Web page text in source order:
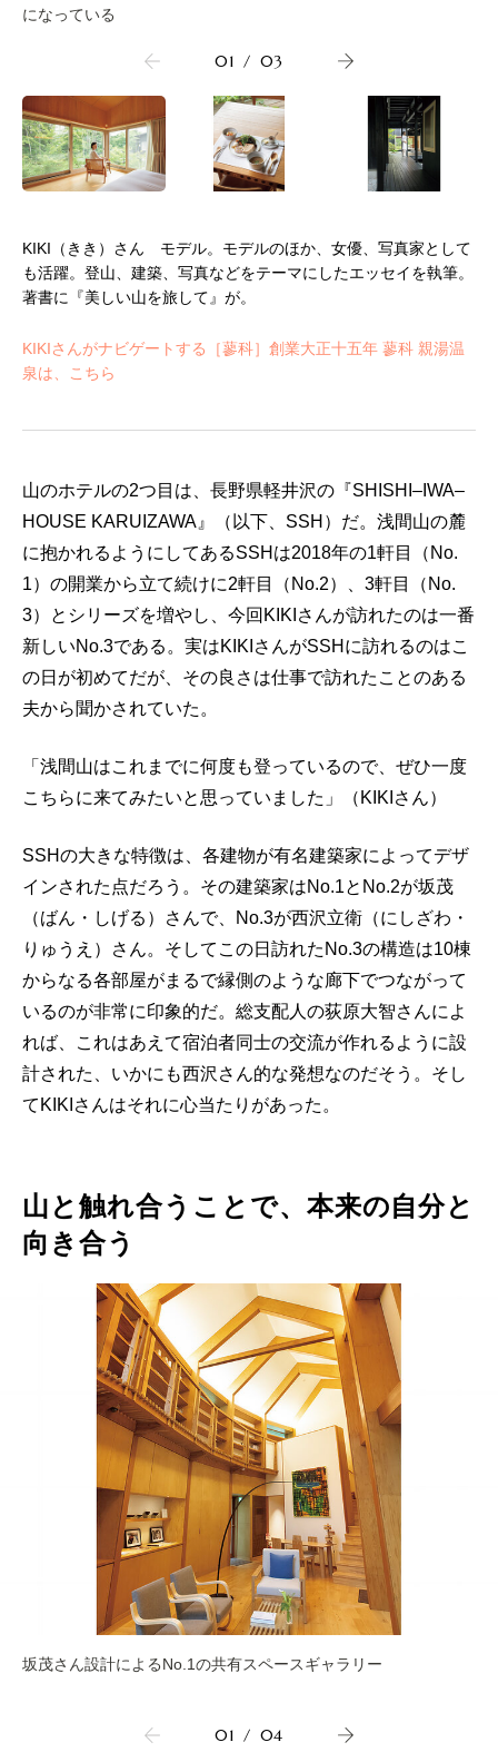
になっている
01 / 03
KIKI（きき）さん モデル。モデルのほか、女優、写真家として
も活躍。登山、建築、写真などをテーマにしたエッセイを執筆。
著書に『美しい山を旅して』が。
KIKIさんがナビゲートする［蓼科］創業大正十五年 蓼科 親湯温
泉は、こちら
山のホテルの2つ目は、長野県軽井沢の『SHISHI–IWA–
HOUSE KARUIZAWA』（以下、SSH）だ。浅間山の麓
に抱かれるようにしてあるSSHは2018年の1軒目（No.
1）の開業から立て続けに2軒目（No.2）、3軒目（No.
3）とシリーズを増やし、今回KIKIさんが訪れたのは一番
新しいNo.3である。実はKIKIさんがSSHに訪れるのはこ
の日が初めてだが、その良さは仕事で訪れたことのある
夫から聞かされていた。
「浅間山はこれまでに何度も登っているので、ぜひ一度
こちらに来てみたいと思っていました」（KIKIさん）
SSHの大きな特徴は、各建物が有名建築家によってデザ
インされた点だろう。その建築家はNo.1とNo.2が坂茂
（ばん・しげる）さんで、No.3が西沢立衛（にしざわ・
りゅうえ）さん。そしてこの日訪れたNo.3の構造は10棟
からなる各部屋がまるで縁側のような廊下でつながって
いるのが非常に印象的だ。総支配人の荻原大智さんによ
れば、これはあえて宿泊者同士の交流が作れるように設
計された、いかにも西沢さん的な発想なのだそう。そし
てKIKIさんはそれに心当たりがあった。
山と触れ合うことで、本来の自分と
向き合う
坂茂さん設計によるNo.1の共有スペースギャラリー
01 / 04